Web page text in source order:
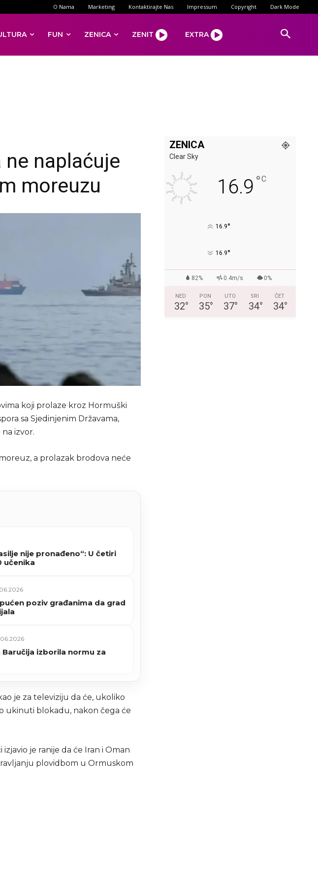
O Nama Marketing Kontaktirajte Nas Impressum Copyright Dark Mode
FUN ZENICA ZENIT EXTRA
naplaćuje
moreuzu
koji prolaze kroz Hormuški
sa Sjedinjenim Državama,
na izvor.
a prolazak brodova neće
nije pronađeno“: U četiri
učenika
poziv građanima da grad
izborila normu za
je za televiziju da će, ukoliko
ukinuti blokadu, nakon čega će
izjavio je ranije da će Iran i Oman
plovidbom u Ormuskom
ZENICA
Clear Sky
16.9 °C
16.9°
16.9°
82% 0.4m/s 0%
NED
32°
PON
35°
UTO
37°
SRI
34°
ČET
34°